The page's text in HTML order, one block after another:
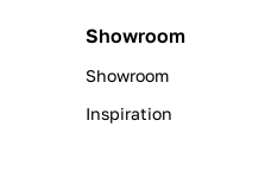
Showroom
Showroom
Inspiration